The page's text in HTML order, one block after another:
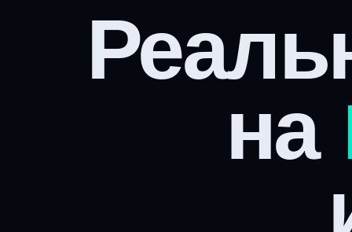
на